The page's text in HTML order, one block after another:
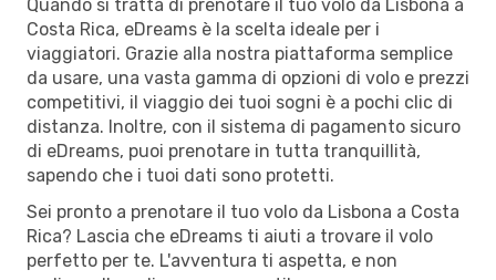
Quando si tratta di prenotare il tuo volo da Lisbona a
Costa Rica, eDreams è la scelta ideale per i
viaggiatori. Grazie alla nostra piattaforma semplice
da usare, una vasta gamma di opzioni di volo e prezzi
competitivi, il viaggio dei tuoi sogni è a pochi clic di
distanza. Inoltre, con il sistema di pagamento sicuro
di eDreams, puoi prenotare in tutta tranquillità,
sapendo che i tuoi dati sono protetti.
Sei pronto a prenotare il tuo volo da Lisbona a Costa
Rica? Lascia che eDreams ti aiuti a trovare il volo
perfetto per te. L'avventura ti aspetta, e non